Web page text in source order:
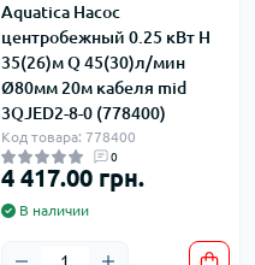
Aquatica Насос
центробежный 0.25 кВт H
35(26)м Q 45(30)л/мин
Ø80мм 20м кабеля mid
3QJED2-8-0 (778400)
Код товара: 778400
0
4 417.00 грн.
В наличии